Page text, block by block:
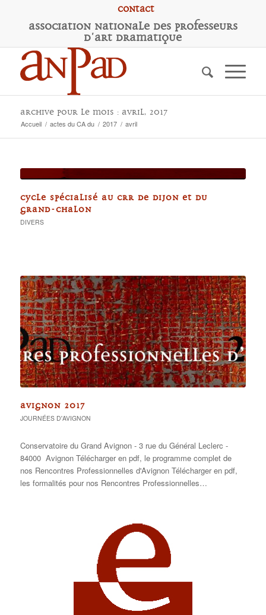
Contact
Association Nationale des Professeurs
d'Art Dramatique
Archive pour le mois : avril, 2017
Accueil / actes du CA du / 2017 / avril
CYCLE SPÉCIALISÉ AU CRR DE DIJON ET DU
GRAND-CHALON
DIVERS
AVIGNON 2017
JOURNÉES D'AVIGNON
Conservatoire du Grand Avignon - 3 rue du Général Leclerc -
84000 Avignon Télécharger en pdf, le programme complet de
nos Rencontres Professionnelles d'Avignon Télécharger en pdf,
les formalités pour nos Rencontres Professionnelles…